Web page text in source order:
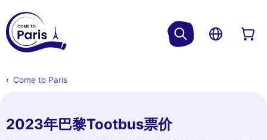
Come to Paris
2023年巴黎Tootbus票价